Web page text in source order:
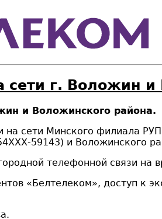
сети г. Воложин
и Воложинского района.
на сети Минского филиала
59143) и Воложинского
телефонной связи на
«Белтелеком», доступ к